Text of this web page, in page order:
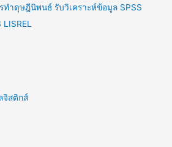
ำดุษฎีนิพนธ์ รับวิเคราะห์ข้อมูล SPSS
จิสติกส์